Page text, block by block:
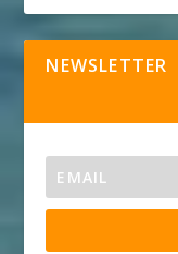
NEWSLETTER